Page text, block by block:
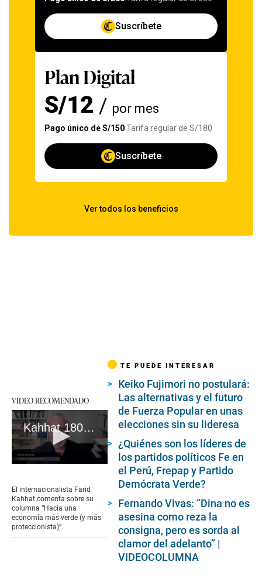
VIDEO RECOMENDADO
Kahhat 180223
of
59
seconds
El internacionalista Farid
Kahhat comenta sobre su
columna “Hacia una
economía más verde (y más
proteccionista)”.
TE PUEDE INTERESAR
Keiko Fujimori no postulará:
Las alternativas y el futuro
de Fuerza Popular en unas
elecciones sin su lideresa
¿Quiénes son los líderes de
los partidos políticos Fe en
el Perú, Frepap y Partido
Demócrata Verde?
Fernando Vivas: “Dina no es
asesina como reza la
consigna, pero es sorda al
clamor del adelanto” |
VIDEOCOLUMNA